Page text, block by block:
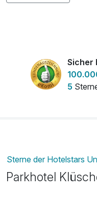
Fußmassage
Gesichts- und
pro
Sicher
5
Sterne der Hotelstars
Parkhotel